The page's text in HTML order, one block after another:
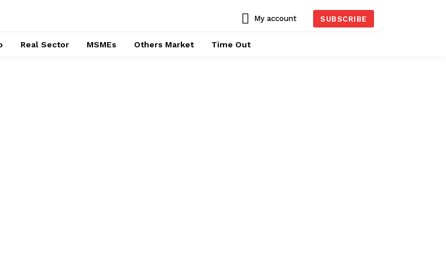
My account SUBSCRIBE
Real Sector MSMEs Others Market Time Out